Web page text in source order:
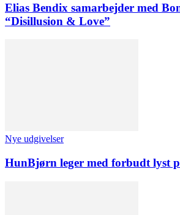
Elias Bendix samarbejder med
“Disillusion & Love”
Nye udgivelser
HunBjørn leger med forbudt lyst